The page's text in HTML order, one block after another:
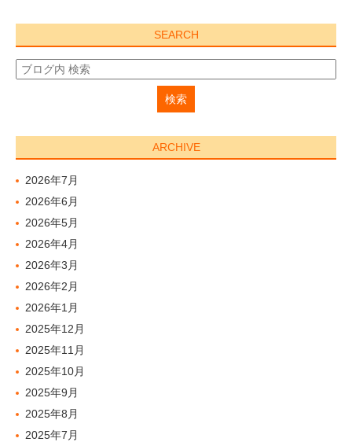
SEARCH
ARCHIVE
2026年7月
2026年6月
2026年5月
2026年4月
2026年3月
2026年2月
2026年1月
2025年12月
2025年11月
2025年10月
2025年9月
2025年8月
2025年7月